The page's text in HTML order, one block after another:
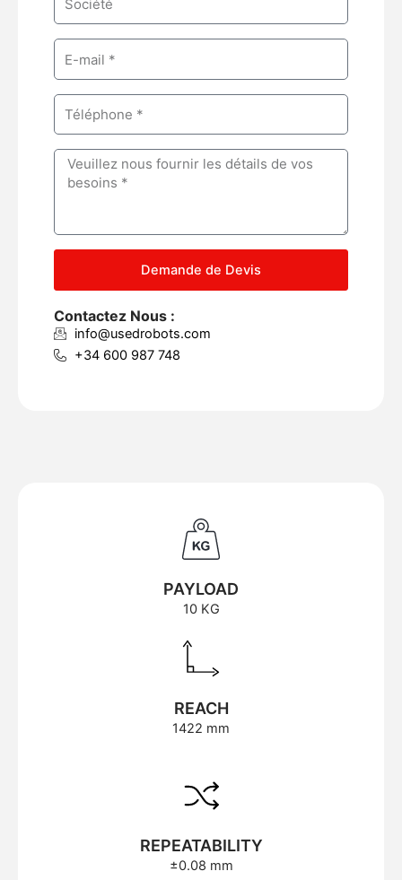
m
a
n
a
l
o
e
Demande de Devis
Contactez Nous :
info@usedrobots.com
+34 600 987 748
PAYLOAD
10 KG
REACH
1422 mm
REPEATABILITY
±0.08 mm